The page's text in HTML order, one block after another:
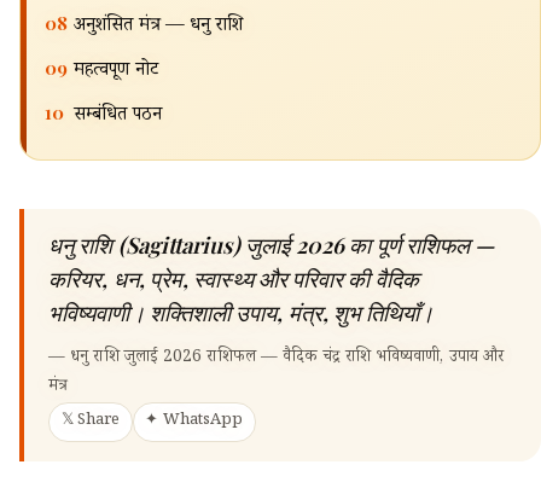
08 अनुशंसित मंत्र — धनु राशि
09 महत्वपूर्ण नोट
10 सम्बंधित पठन
धनु राशि (Sagittarius) जुलाई 2026 का पूर्ण राशिफल —
करियर, धन, प्रेम, स्वास्थ्य और परिवार की वैदिक
भविष्यवाणी। शक्तिशाली उपाय, मंत्र, शुभ तिथियाँ।
— धनु राशि जुलाई 2026 राशिफल — वैदिक चंद्र राशि भविष्यवाणी, उपाय और
मंत्र
𝕏 Share ✦ WhatsApp